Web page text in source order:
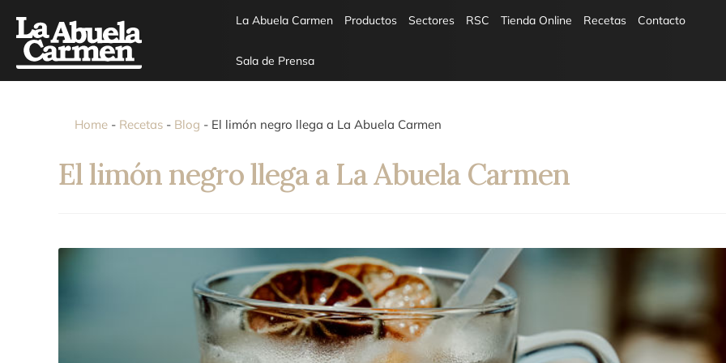
La Abuela Carmen Productos Sectores RSC Tienda Online Recetas Contacto
Sala de Prensa
Home - Recetas - Blog - El limón negro llega a La Abuela Carmen
El limón negro llega a La Abuela Carmen